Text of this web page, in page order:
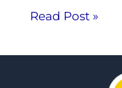
Read Post »